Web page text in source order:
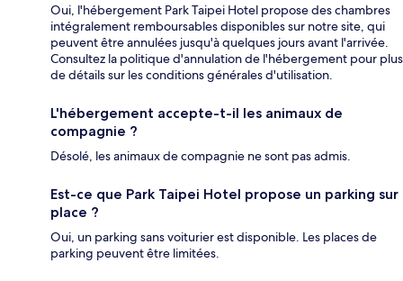
Oui, l'hébergement Park Taipei Hotel propose des chambres
intégralement remboursables disponibles sur notre site, qui
peuvent être annulées jusqu'à quelques jours avant l'arrivée.
Consultez la politique d'annulation de l'hébergement pour plus
de détails sur les conditions générales d'utilisation.
L'hébergement accepte-t-il les animaux de
compagnie ?
Désolé, les animaux de compagnie ne sont pas admis.
Est-ce que Park Taipei Hotel propose un parking sur
place ?
Oui, un parking sans voiturier est disponible. Les places de
parking peuvent être limitées.